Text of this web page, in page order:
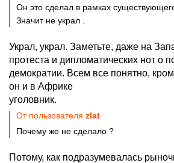
Он это сделал в рамках существующего
Значит не украл .
Украл, украл. Заметьте, даже на
протеста и дипломатических нот о
демократии. Всем все понятно,
он и в Африке
уголовник.
От пользователя zlat
Почему же не сделало ?
Потому, как подразумевалась